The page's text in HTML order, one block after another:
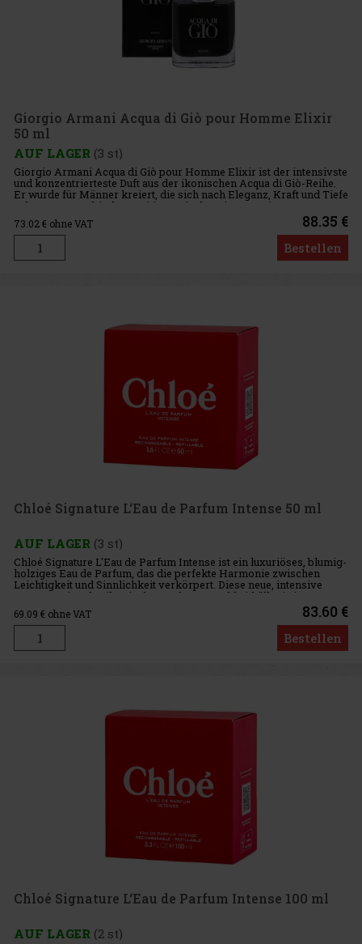
Giorgio Armani Acqua di Giò pour Homme Elixir
50 ml
AUF LAGER (3 st)
Giorgio Armani Acqua di Giò pour Homme Elixir ist der intensivste
und konzentrierteste Duft aus der ikonischen Acqua di Giò-Reihe.
Er wurde für Männer kreiert, die sich nach Eleganz, Kraft und Tiefe
sehnen – er verbindet maritime Frische mit aromatis
73.02€ ohne VAT 88.35 €
Bestellen
Chloé Signature L‘Eau de Parfum Intense 50 ml
AUF LAGER (3 st)
Chloé Signature L'Eau de Parfum Intense ist ein luxuriöses, blumig-
holziges Eau de Parfum, das die perfekte Harmonie zwischen
Leichtigkeit und Sinnlichkeit verkörpert. Diese neue, intensive
Interpretation des ikonischen Duftes von Chloé hüllt Sie in
69.09 € ohne VAT 83.60 €
Bestellen
Chloé Signature L‘Eau de Parfum Intense 100 ml
AUF LAGER (2 st)